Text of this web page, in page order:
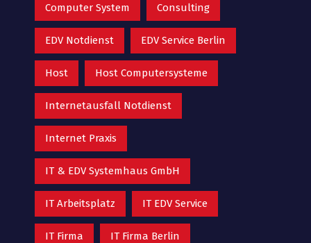
Computer System Consulting
EDV Notdienst EDV Service Berlin
Host Host Computersysteme
Internetausfall Notdienst
Internet Praxis
IT & EDV Systemhaus GmbH
IT Arbeitsplatz IT EDV Service
IT Firma IT Firma Berlin